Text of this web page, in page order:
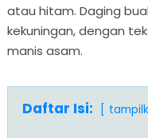
atau hitam. Daging
kekuningan, dengan
manis asam.
Daftar Isi: